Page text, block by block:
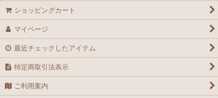
ショッピングカート
マイページ
最近チェックしたアイテム
特定商取引法表示
ご利用案内